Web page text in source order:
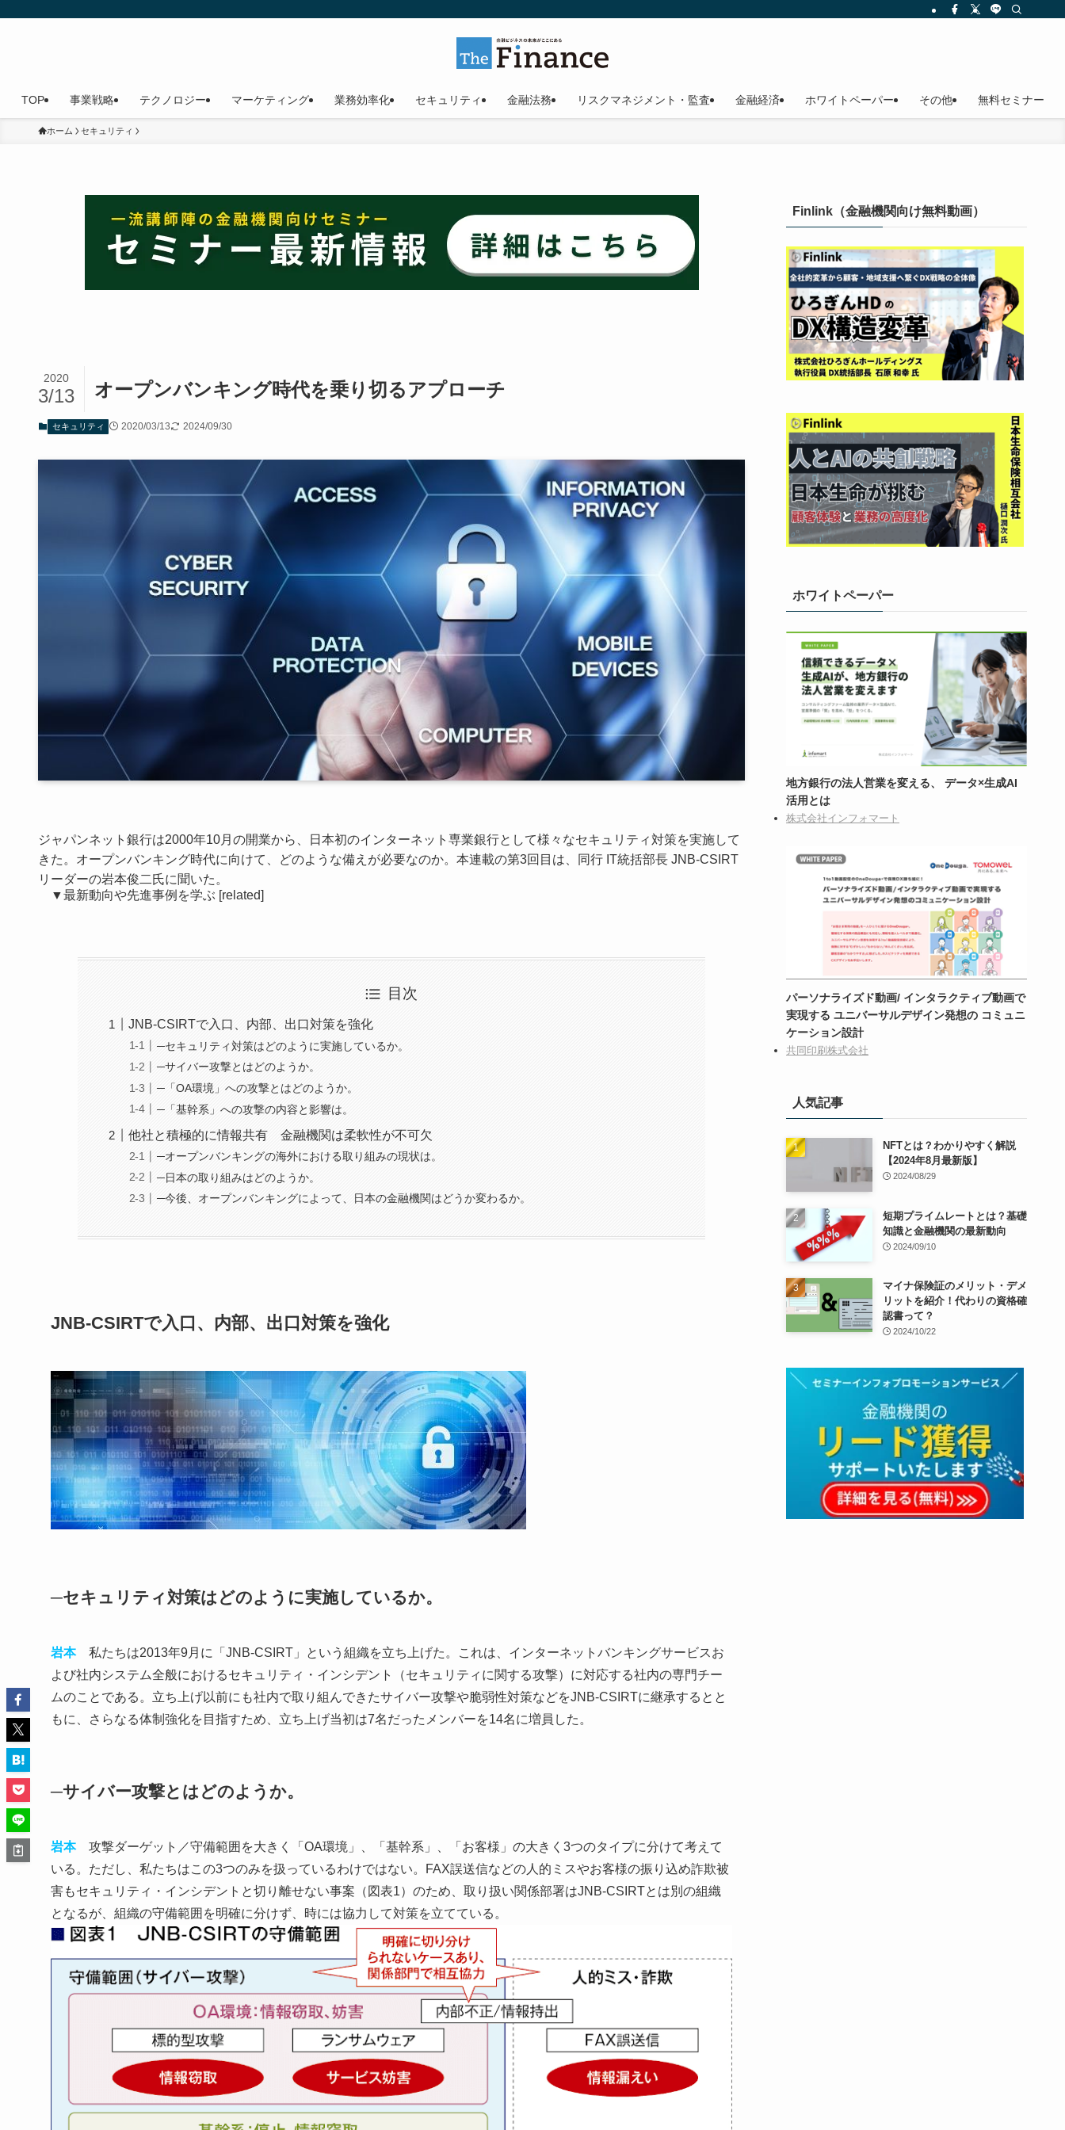
TOP 事業戦略 テクノロジー マーケティング 業務効率化 セキュリティ 金融法務 リスクマネジメント・監査 金融経済 ホワイトペーパー その他 無料セミナー
ホーム セキュリティ
オープンバンキング時代を乗り切るアプローチ
2020
3/13
セキュリティ 2020/03/13 2024/09/30
ジャパンネット銀行は2000年10月の開業から、日本初のインターネット専業銀行として様々なセキュリティ対策を実施して
きた。オープンバンキング時代に向けて、どのような備えが必要なのか。本連載の第3回目は、同行 IT統括部長 JNB-CSIRT
リーダーの岩本俊二氏に聞いた。
▼最新動向や先進事例を学ぶ [related]
目次
JNB-CSIRTで入口、内部、出口対策を強化
─セキュリティ対策はどのように実施しているか。
─サイバー攻撃とはどのようか。
─「OA環境」への攻撃とはどのようか。
─「基幹系」への攻撃の内容と影響は。
他社と積極的に情報共有 金融機関は柔軟性が不可欠
─オープンバンキングの海外における取り組みの現状は。
─日本の取り組みはどのようか。
─今後、オープンバンキングによって、日本の金融機関はどうか変わるか。
JNB-CSIRTで入口、内部、出口対策を強化
─セキュリティ対策はどのように実施しているか。
岩本私たちは2013年9月に「JNB-CSIRT」という組織を立ち上げた。これは、インターネットバンキングサービスお
よび社内システム全般におけるセキュリティ・インシデント（セキュリティに関する攻撃）に対応する社内の専門チー
ムのことである。立ち上げ以前にも社内で取り組んできたサイバー攻撃や脆弱性対策などをJNB-CSIRTに継承するとと
もに、さらなる体制強化を目指すため、立ち上げ当初は7名だったメンバーを14名に増員した。
─サイバー攻撃とはどのようか。
岩本攻撃ダーゲット／守備範囲を大きく「OA環境」、「基幹系」、「お客様」の大きく3つのタイプに分けて考えて
いる。ただし、私たちはこの3つのみを扱っているわけではない。FAX誤送信などの人的ミスやお客様の振り込め詐欺被
害もセキュリティ・インシデントと切り離せない事案（図表1）のため、取り扱い関係部署はJNB-CSIRTとは別の組織
となるが、組織の守備範囲を明確に分けず、時には協力して対策を立てている。
Finlink（金融機関向け無料動画）
ホワイトペーパー
地方銀行の法人営業を変える、 データ×生成AI
活用とは
株式会社インフォマート
パーソナライズド動画/ インタラクティブ動画で
実現する ユニバーサルデザイン発想の コミュニ
ケーション設計
共同印刷株式会社
人気記事
NFTとは？わかりやすく解説
【2024年8月最新版】
2024/08/29
短期プライムレートとは？基礎
知識と金融機関の最新動向
2024/09/10
マイナ保険証のメリット・デメ
リットを紹介！代わりの資格確
認書って？
2024/10/22